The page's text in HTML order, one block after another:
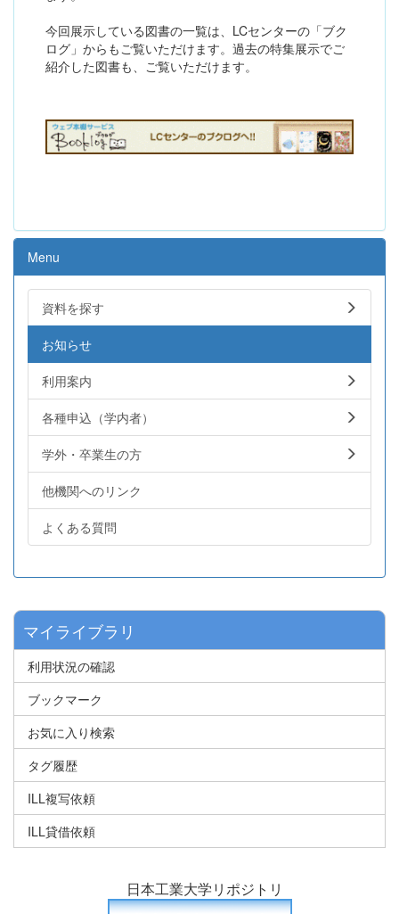
今回展示している図書の一覧は、LCセンターの「ブク
ログ」からもご覧いただけます。過去の特集展示でご
紹介した図書も、ご覧いただけます。
Menu
資料を探す
お知らせ
利用案内
各種申込（学内者）
学外・卒業生の方
他機関へのリンク
よくある質問
マイライブラリ
利用状況の確認
ブックマーク
お気に入り検索
タグ履歴
ILL複写依頼
ILL貸借依頼
日本工業大学リポジトリ